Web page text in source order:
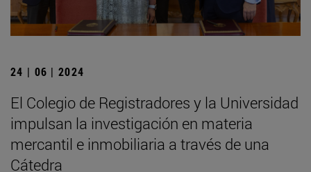
24 | 06 | 2024
El Colegio de Registradores y la Universidad
impulsan la investigación en materia
mercantil e inmobiliaria a través de una
Cátedra